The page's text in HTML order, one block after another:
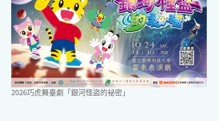
2026巧虎舞臺劇「銀河怪盜的祕密」